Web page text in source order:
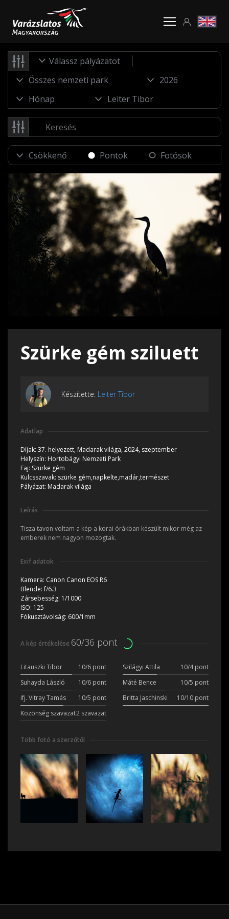
Válassz pályázatot
Pontok Fotósok
Szürke gém sziluett
Készítette: Leiter Tibor
Adatlap
Díjak: 37. helyezett, Madarak világa, 2024, szeptember
Helyszín: Hortobágyi Nemzeti Park
Faj: Szürke gém
Kulcsszavak: szürke gém,napkelte,madár,természet
Pályázat: Madarak világa
Leírás
Tisza tavon voltam a kép a korai órákban készült mikor még az
emberek nem nagyon mozogtak.
Exif adatok
Kamera: Canon Canon EOS R6
Blende:f/6.3
Zársebesség: 1/1000
ISO: 125
Fókusztávolság: 600/1mm
A kép értékelése 60/36 pont
Litauszki Tibor 10/6 pont Szilágyi Attila
10/4 pont
Suhayda László
10/6 pont Máté Bence
10/5 pont
ifj. Vitray Tamás
10/5 pont Britta Jaschinski
10/10 pont
Közönség szavazat2 szavazat
Több fotó a szerzőtől